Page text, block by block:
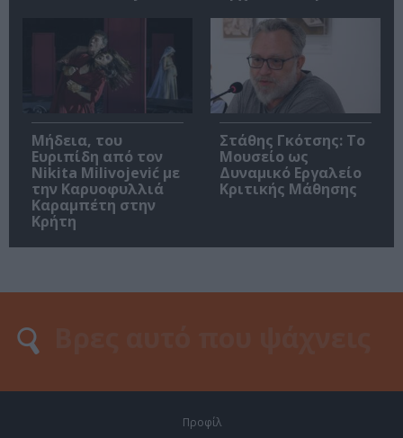
Μήδεια, του
Ευριπίδη από τον
Nikita Milivojević με
την Καρυοφυλλιά
Καραμπέτη στην
Κρήτη
Στάθης Γκότσης: Το
Μουσείο ως
Δυναμικό Εργαλείο
Κριτικής Μάθησης
Προφίλ